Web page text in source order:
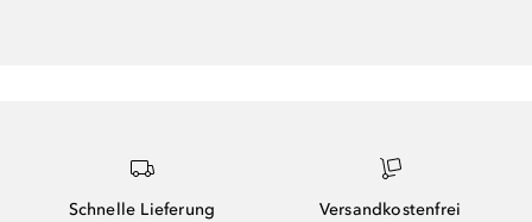
Schnelle Lieferung
Versandkostenfrei